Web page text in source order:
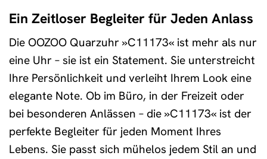
Ein Zeitloser Begleiter für Jeden Anlass
Die OOZOO Quarzuhr »C11173« ist mehr als nur
eine Uhr – sie ist ein Statement. Sie unterstreicht
Ihre Persönlichkeit und verleiht Ihrem Look eine
elegante Note. Ob im Büro, in der Freizeit oder
bei besonderen Anlässen – die »C11173« ist der
perfekte Begleiter für jeden Moment Ihres
Lebens. Sie passt sich mühelos jedem Stil an und